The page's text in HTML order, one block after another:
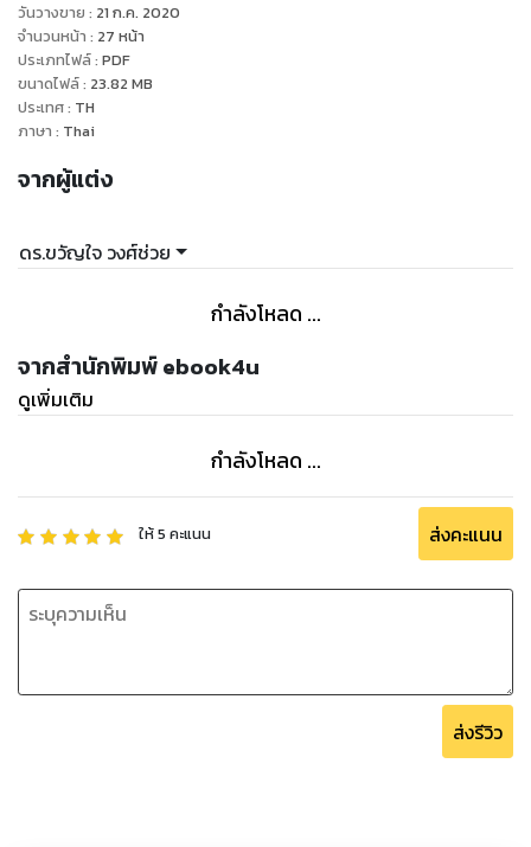
วันวางขาย : 21 ก.ค. 2020
จำนวนหน้า : 27 หน้า
ประเภทไฟล์: PDF
ขนาดไฟล์: 23.82 MB
ประเทศ: TH
ภาษา : Thai
จากผู้แต่ง
ดร.ขวัญใจ วงศ์ช่วย
กำลังโหลด ...
จากสำนักพิมพ์ ebook4u
ดูเพิ่มเติม
กำลังโหลด ...
ให้5 คะแนน ส่งคะแนน
ส่งรีวิว